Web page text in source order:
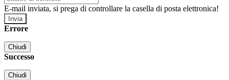
E-mail inviata, si prega di controllare la casella di posta elettronica!
Errore
Chiudi
Successo
Chiudi